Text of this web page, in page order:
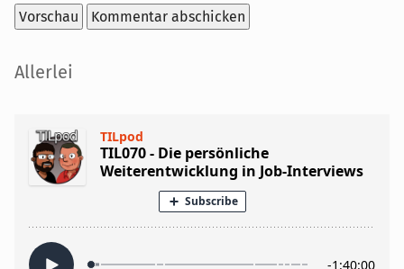
Seitenleiste
Allerlei